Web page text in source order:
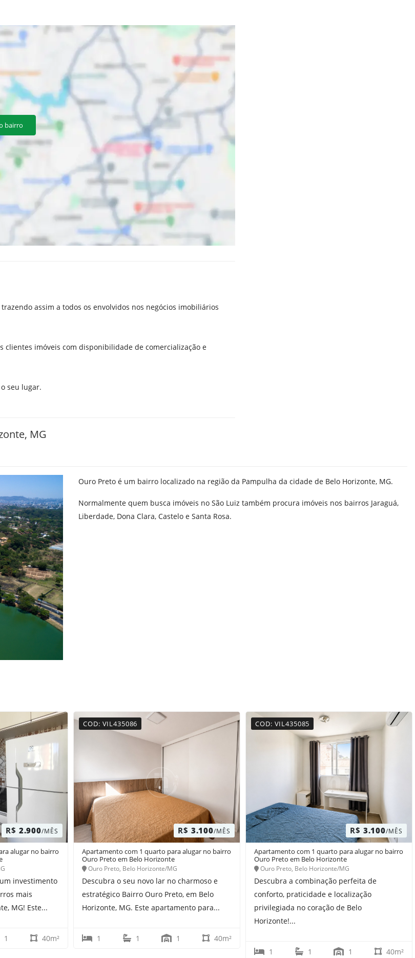
bairro
assim a todos os envolvidos nos negócios imobiliários
clientes imóveis com disponibilidade de comercialização e
seu lugar.
MG
Ouro Preto é um bairro localizado na região da Pampulha da cidade de Belo Horizonte, MG.
Normalmente quem busca imóveis no São Luiz também procura imóveis nos bairros Jaraguá,
Liberdade, Dona Clara, Castelo e Santa Rosa.
R$ 2.900/MÊS
alugar no bairro
investimento
mais
MG! Este...
1 40m²
COD: VIL435086
R$ 3.100/MÊS
Apartamento com 1 quarto para alugar no bairro
Ouro Preto em Belo Horizonte
Ouro Preto, Belo Horizonte/MG
Descubra o seu novo lar no charmoso e
estratégico Bairro Ouro Preto, em Belo
Horizonte, MG. Este apartamento para...
1 1 1 40m²
COD: VIL435085
R$ 3.100/MÊS
Apartamento com 1 quarto para alugar no bairro
Ouro Preto em Belo Horizonte
Ouro Preto, Belo Horizonte/MG
Descubra a combinação perfeita de
conforto, praticidade e localização
privilegiada no coração de Belo
Horizonte!...
1 1 1 40m²